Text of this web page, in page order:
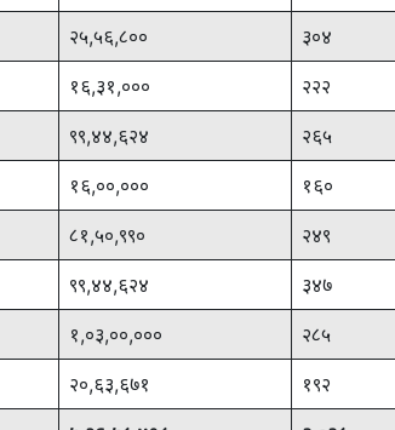
२५,५६,८०० ३०४
१६,३१,००० २२२
९९,४४,६२४ २६५
१६,००,००० १६०
८१,५०,९९० २४९
९९,४४,६२४ ३४७
१,०३,००,००० २८५
२०,६३,६७१ १९२